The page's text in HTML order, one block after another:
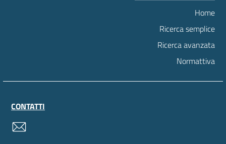
Home
Ricerca semplice
Ricerca avanzata
Normattiva
CONTATTI